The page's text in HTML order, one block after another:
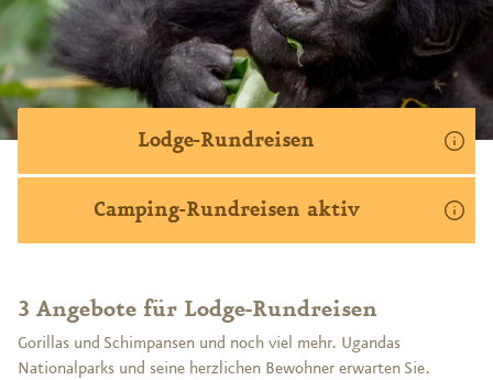
Lodge-Rundreisen
Camping-Rundreisen aktiv
3 Angebote für Lodge-Rundreisen
Gorillas und Schimpansen und noch viel mehr. Ugandas
Nationalparks und seine herzlichen Bewohner erwarten Sie.